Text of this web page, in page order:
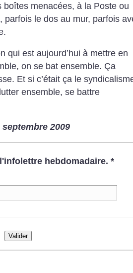
boîtes menacées, à la Poste ou
parfois le dos au mur, parfois
qui est aujourd’hui à mettre en
on se bat ensemble. Ça
Et si c’était ça le
ensemble, se battre
2009
hebdomadaire. *
Valider